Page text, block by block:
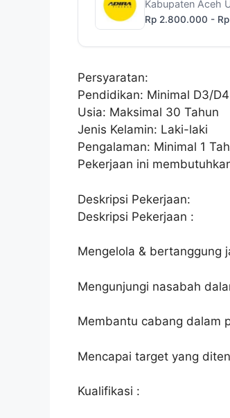
Kabupaten Aceh
Rp 2.800.000 -
Persyaratan:
Pendidikan: Minimal D3/D4
Usia: Maksimal 30 Tahun
Jenis Kelamin: Laki-laki
Pengalaman: Minimal 1
Pekerjaan ini
Deskripsi Pekerjaan:
Deskripsi Pekerjaan :
Mengelola & bertanggung
Mengunjungi nasabah
Membantu cabang dalam
Mencapai target yang
Kualifikasi :